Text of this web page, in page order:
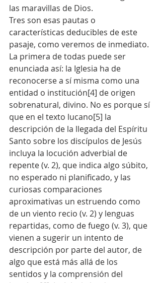
las maravillas de Dios.
Tres son esas pautas o
características deducibles de este
pasaje, como veremos de inmediato.
La primera de todas puede ser
enunciada así: la Iglesia ha de
reconocerse a sí misma como una
entidad o institución[4] de origen
sobrenatural, divino. No es porque sí
que en el texto lucano[5] la
descripción de la llegada del Espíritu
Santo sobre los discípulos de Jesús
incluya la locución adverbial de
repente (v. 2), que indica algo súbito,
no esperado ni planificado, y las
curiosas comparaciones
aproximativas un estruendo como
de un viento recio (v. 2) y lenguas
repartidas, como de fuego (v. 3), que
vienen a sugerir un intento de
descripción por parte del autor, de
algo que está más allá de los
sentidos y la comprensión del